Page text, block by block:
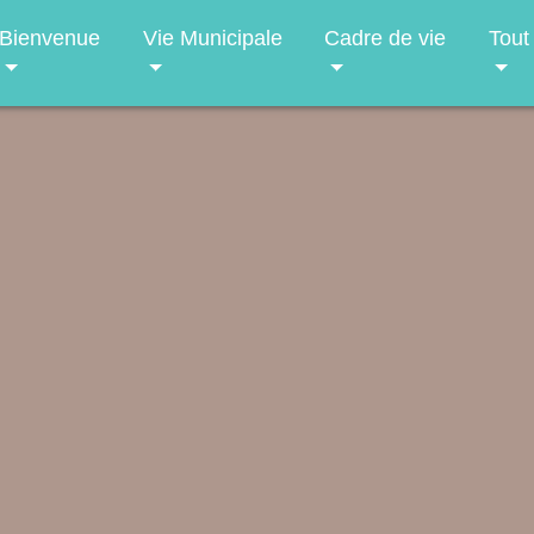
Bienvenue Vie Municipale Cadre de vie